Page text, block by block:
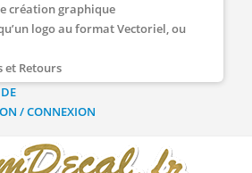
création graphique
logo au format Vectoriel, ou
et Retours
/ CONNEXION